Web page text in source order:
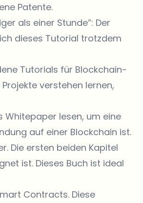
Patente.
als einer Stunde”: Der
dieses Tutorial trotzdem
Tutorials für Blockchain-
verstehen lernen,
Whitepaper lesen, um eine
auf einer Blockchain ist.
Die ersten beiden Kapitel
ist. Dieses Buch ist ideal
Contracts. Diese